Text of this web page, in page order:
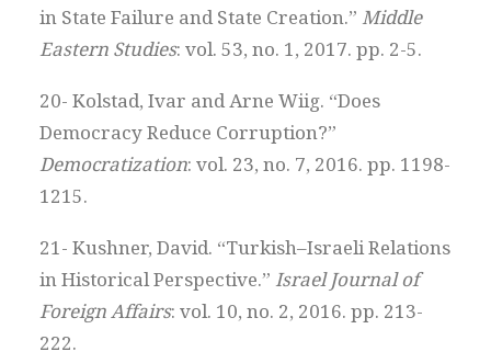
in State Failure and State Creation.”Middle
Eastern Studies: vol. 53, no. 1, 2017. pp. 2-5.
20- Kolstad, Ivar and Arne Wiig. “Does
Democracy Reduce Corruption?”
Democratization: vol. 23, no. 7, 2016. pp. 1198-
1215.
21- Kushner, David. “Turkish–Israeli Relations
in Historical Perspective.”Israel Journal of
Foreign Affairs: vol. 10, no. 2, 2016. pp. 213-
222.